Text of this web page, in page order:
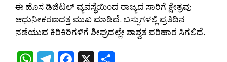
ಈ ಹೊಸ ಡಿಜಿಟಲ್ ವ್ಯವಸ್ಥೆಯಿಂದ ರಾಜ್ಯದ ಸಾರಿಗೆ ಕ್ಷೇತ್ರವು
ಆಧುನೀಕರಣದತ್ತ ಮುಖ ಮಾಡಿದೆ. ಬಸ್ಸುಗಳಲ್ಲಿ ಪ್ರತಿದಿನ
ನಡೆಯುವ ಕಿರಿಕಿರಿಗಳಿಗೆ ಶೀಘ್ರದಲ್ಲೇ ಶಾಶ್ವತ ಪರಿಹಾರ ಸಿಗಲಿದೆ.